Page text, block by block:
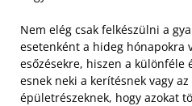
Nem elég csak felkészülni a
esetenként a hideg hónapokra
esőzésekre, hiszen a különféle
esnek neki a kerítésnek vagy
épületrészeknek, hogy azokat